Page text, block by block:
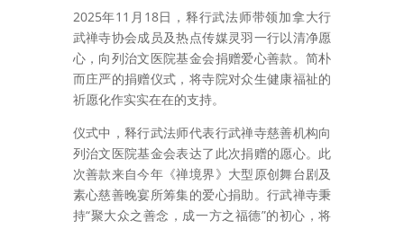
2025年11月18日，释行武法师带领加拿大行
武禅寺协会成员及热点传媒灵羽一行以清净愿
心，向列治文医院基金会捐赠爱心善款。简朴
而庄严的捐赠仪式，将寺院对众生健康福祉的
祈愿化作实实在在的支持。
仪式中，释行武法师代表行武禅寺慈善机构向
列治文医院基金会表达了此次捐赠的愿心。此
次善款来自今年《禅境界》大型原创舞台剧及
素心慈善晚宴所筹集的爱心捐助。行武禅寺秉
持“聚大众之善念，成一方之福德”的初心，将